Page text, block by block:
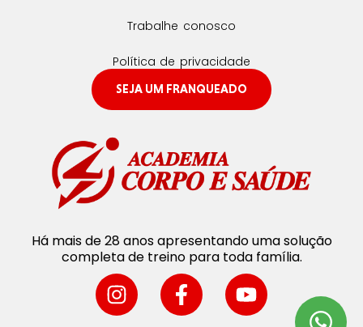
Trabalhe conosco
Política de privacidade
SEJA UM FRANQUEADO
Há mais de 28 anos apresentando uma solução
completa de treino para toda família.